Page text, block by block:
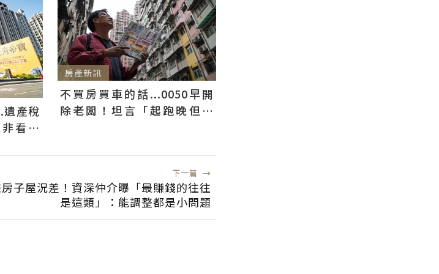
產稅
看總
房產新訊
不買房買車的話...0050早開
除老闆！坦言「起跑晚但踏
下一篇 →
子屋況差！資深仲介曝「最賺錢的往往
是這類」：能調整都是小問題